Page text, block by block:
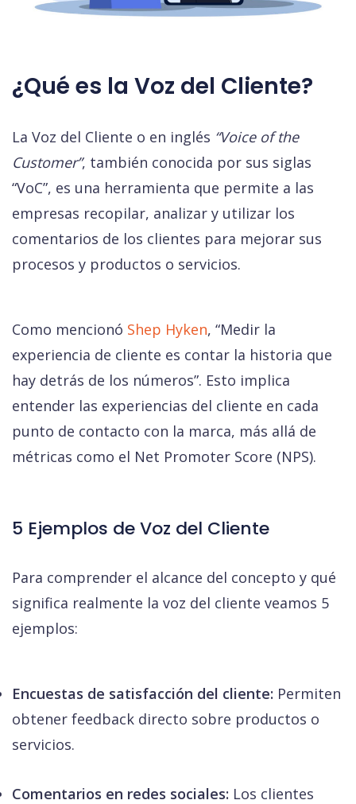
¿Qué es la Voz del Cliente?
La Voz del Cliente o en inglés “Voice of the
Customer”, también conocida por sus siglas
“VoC”, es una herramienta que permite a las
empresas recopilar, analizar y utilizar los
comentarios de los clientes para mejorar sus
procesos y productos o servicios.
Como mencionó Shep Hyken, “Medir la
experiencia de cliente es contar la historia que
hay detrás de los números”. Esto implica
entender las experiencias del cliente en cada
punto de contacto con la marca, más allá de
métricas como el Net Promoter Score (NPS).
5 Ejemplos de Voz del Cliente
Para comprender el alcance del concepto y qué
significa realmente la voz del cliente veamos 5
ejemplos:
Encuestas de satisfacción del cliente: Permiten
obtener feedback directo sobre productos o
servicios.
Comentarios en redes sociales: Los clientes